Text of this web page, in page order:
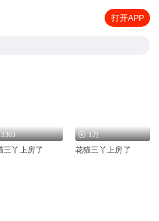
打开APP
3303
三丫上房了
1万
花猫三丫上房了